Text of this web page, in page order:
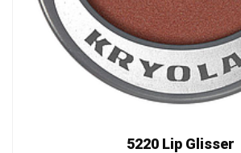
5220 Lip Glisser